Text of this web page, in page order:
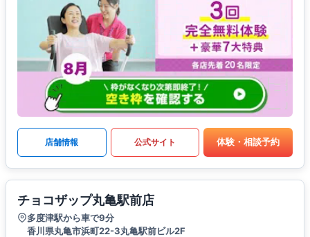
店舗情報 公式サイト 体験・相談予約
チョコザップ丸亀駅前店
多度津駅から車で9分
香川県丸亀市浜町22-3丸亀駅前ビル2F